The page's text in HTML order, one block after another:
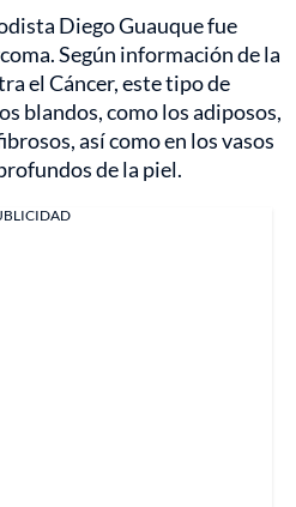
Diego Guauque fue
Según información de la
el Cáncer, este tipo de
blandos, como los adiposos,
así como en los vasos
de la piel.